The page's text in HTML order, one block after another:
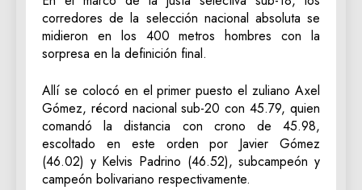
corredores de la selección nacional absoluta se
midieron en los 400 metros hombres con la
sorpresa en la definición final.
Allí se colocó en el primer puesto el zuliano Axel
Gómez, récord nacional sub-20 con 45.79, quien
comandó la distancia con crono de 45.98,
escoltado en este orden por Javier Gómez
(46.02) y Kelvis Padrino (46.52), subcampeón y
campeón bolivariano respectivamente.